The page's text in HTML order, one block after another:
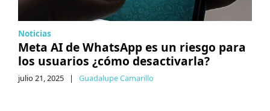
Noticias
Meta AI de WhatsApp es un riesgo para
los usuarios ¿cómo desactivarla?
julio 21, 2025 | Guadalupe Camarillo